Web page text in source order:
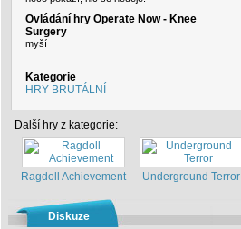
Ovládání hry Operate Now - Knee
Surgery
myší
Kategorie
HRY BRUTÁLNÍ
Další hry z kategorie:
Ragdoll Achievement Underground Terror
Diskuze